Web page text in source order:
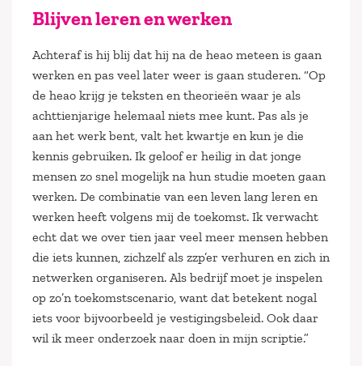
Blijven leren en werken
Achteraf is hij blij dat hij na de heao meteen is gaan
werken en pas veel later weer is gaan studeren. “Op
de heao krijg je teksten en theorieën waar je als
achttienjarige helemaal niets mee kunt. Pas als je
aan het werk bent, valt het kwartje en kun je die
kennis gebruiken. Ik geloof er heilig in dat jonge
mensen zo snel mogelijk na hun studie moeten gaan
werken. De combinatie van een leven lang leren en
werken heeft volgens mij de toekomst. Ik verwacht
echt dat we over tien jaar veel meer mensen hebben
die iets kunnen, zichzelf als zzp’er verhuren en zich in
netwerken organiseren. Als bedrijf moet je inspelen
op zo’n toekomstscenario, want dat betekent nogal
iets voor bijvoorbeeld je vestigingsbeleid. Ook daar
wil ik meer onderzoek naar doen in mijn scriptie.”